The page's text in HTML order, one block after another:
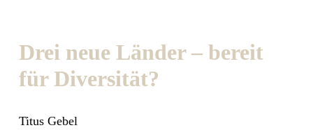
Drei neue Länder – bereit
für Diversität?
Titus Gebel